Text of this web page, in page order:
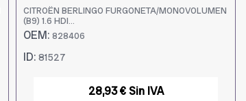
CITROËN BERLINGO FURGONETA/MONOVOLUMEN
(B9) 1.6 HDI...
OEM: 828406
ID: 81527
28,93 € Sin IVA